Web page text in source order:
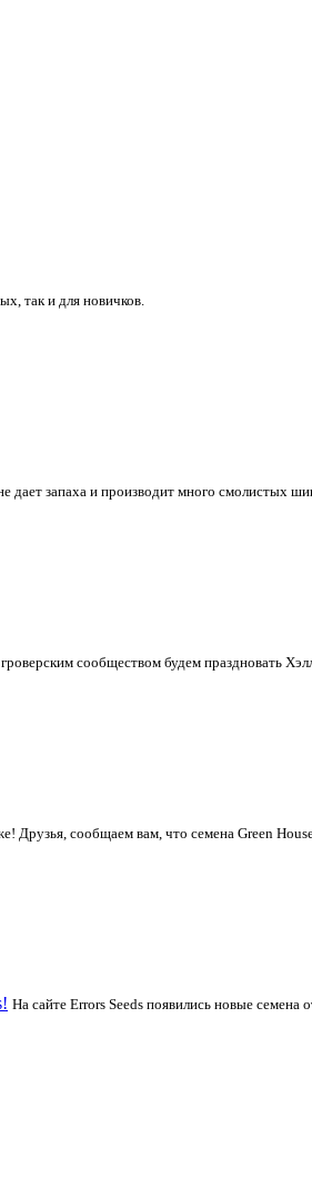
так и для новичков.
дает запаха и производит много смолистых
сообществом будем праздновать
Друзья, сообщаем вам, что семена Green
На сайте Errors Seeds появились новые